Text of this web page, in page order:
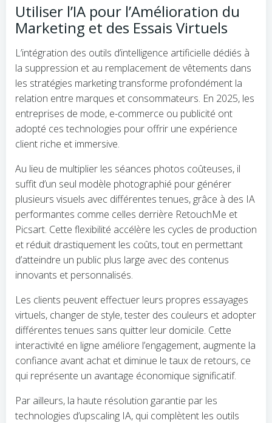
Utiliser l’IA pour l’Amélioration du
Marketing et des Essais Virtuels
L’intégration des outils d’intelligence artificielle dédiés à
la suppression et au remplacement de vêtements dans
les stratégies marketing transforme profondément la
relation entre marques et consommateurs. En 2025, les
entreprises de mode, e-commerce ou publicité ont
adopté ces technologies pour offrir une expérience
client riche et immersive.
Au lieu de multiplier les séances photos coûteuses, il
suffit d’un seul modèle photographié pour générer
plusieurs visuels avec différentes tenues, grâce à des IA
performantes comme celles derrière RetouchMe et
Picsart. Cette flexibilité accélère les cycles de production
et réduit drastiquement les coûts, tout en permettant
d’atteindre un public plus large avec des contenus
innovants et personnalisés.
Les clients peuvent effectuer leurs propres essayages
virtuels, changer de style, tester des couleurs et adopter
différentes tenues sans quitter leur domicile. Cette
interactivité en ligne améliore l’engagement, augmente la
confiance avant achat et diminue le taux de retours, ce
qui représente un avantage économique significatif.
Par ailleurs, la haute résolution garantie par les
technologies d’upscaling IA, qui complètent les outils